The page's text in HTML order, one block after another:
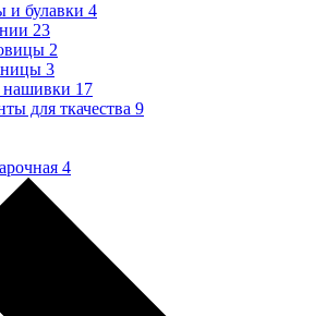
и булавки 4
23
2
3
17
для ткачества 9
4